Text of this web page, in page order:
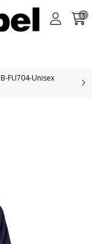
0
B-FU704-Unisex